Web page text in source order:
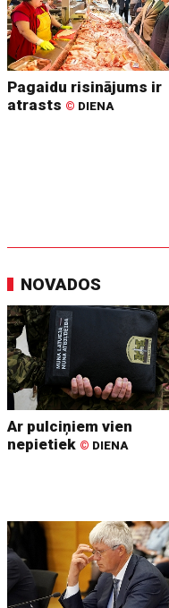
Pagaidu risinājums ir
atrasts © DIENA
NOVADOS
Ar pulciņiem vien
nepietiek © DIENA